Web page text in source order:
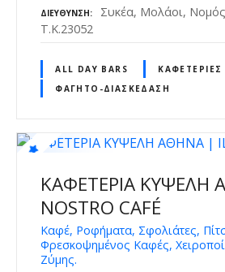
ΔΙΕΎΘΥΝΣΗ
Συκέα, Μολάοι,
Τ.Κ.23052
ALL DAY BARS
ΚΑΦΕΤΈΡΙΕΣ
ΦΑΓΗΤΌ-ΔΙΑΣΚΈΔΑΣΗ
ΚΑΦΕΤΕΡΙΑ ΚΥΨΕΛΗ
NOSTRO CAFÉ
Καφέ, Ροφήματα, Σφολιάτες,
Φρεσκοψημένος Καφές,
Ζύμης.